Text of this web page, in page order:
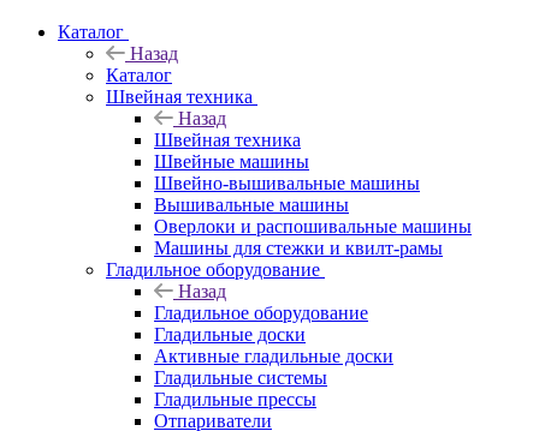
Каталог
Назад
Каталог
Швейная техника
Назад
Швейная техника
Швейные машины
Швейно-вышивальные машины
Вышивальные машины
Оверлоки и распошивальные машины
Машины для стежки и квилт-рамы
Гладильное оборудование
Назад
Гладильное оборудование
Гладильные доски
Активные гладильные доски
Гладильные системы
Гладильные прессы
Отпариватели